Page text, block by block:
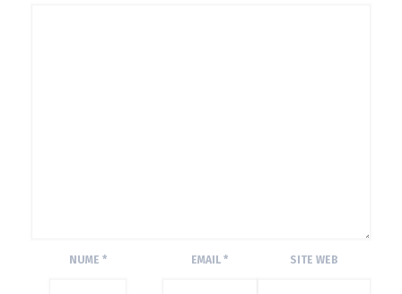
NUME * EMAIL* SITE WEB